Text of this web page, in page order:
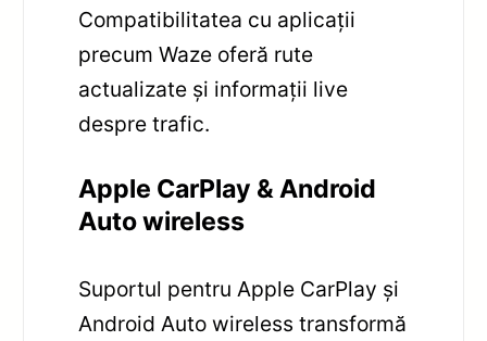
Compatibilitatea cu aplicații
precum Waze oferă rute
actualizate și informații live
despre trafic.
Apple CarPlay & Android
Auto wireless
Suportul pentru Apple CarPlay și
Android Auto wireless transformă